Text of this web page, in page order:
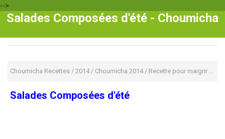
-->
Salades Composées d'été - Choumicha
Choumicha Recettes / 2014/ Choumicha 2014/ Recette pour maigrir
Salades Composées d'été